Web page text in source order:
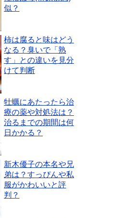
似？
柿は腐ると味はどう
なる？臭いで「熟
す」との違いを見分
けて判断
牡蠣にあたったら治
療の薬や対処法は？
治るまでの期間は何
日かかる？
新木優子の本名や兄
弟は？すっぴんや私
服がかわいいと評
判？